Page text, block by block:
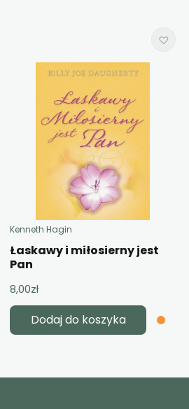
Kenneth Hagin
Łaskawy i miłosierny jest
Pan
8,00zł
Dodaj do koszyka